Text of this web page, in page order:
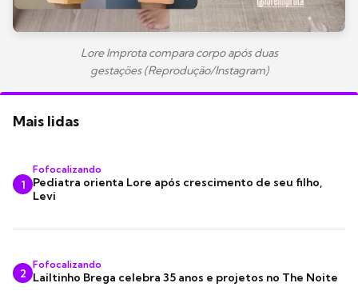
Lore Improta compara corpo após duas
gestações (Reprodução/Instagram)
Mais lidas
1
Fofocalizando
Pediatra orienta Lore após crescimento de seu filho,
Levi
2
Fofocalizando
Lailtinho Brega celebra 35 anos e projetos no The Noite